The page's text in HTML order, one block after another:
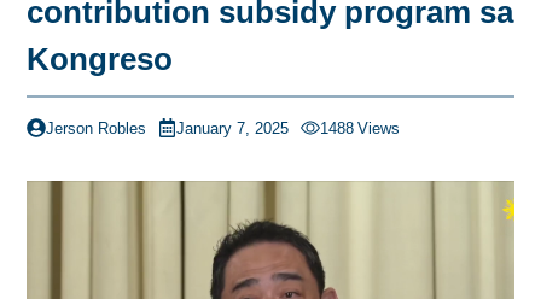
contribution subsidy program sa
Kongreso
Jerson Robles January 7, 2025 1488 Views